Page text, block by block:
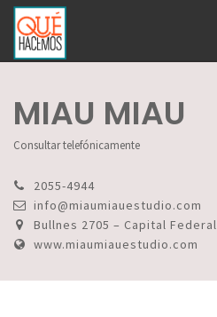
MIAU MIAU
Consultar telefónicamente
2055-4944
info@miaumiauestudio.com
Bullnes 2705 – Capital Federal
www.miaumiauestudio.com